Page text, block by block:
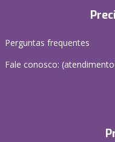
Perguntas frequentes
Fale conosco: